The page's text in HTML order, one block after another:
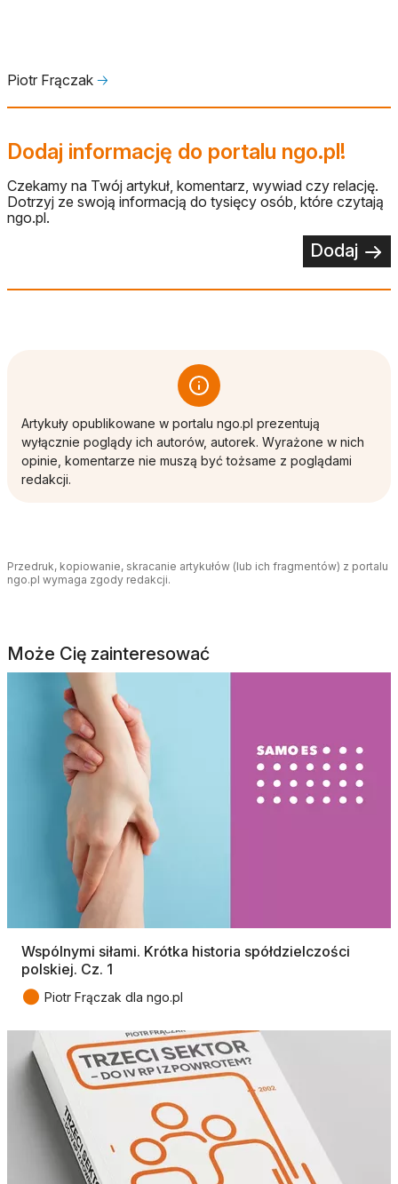
Piotr Frączak 🡢
Dodaj informację do portalu ngo.pl!
Czekamy na Twój artykuł, komentarz, wywiad czy relację.
Dotrzyj ze swoją informacją do tysięcy osób, które czytają
ngo.pl.
Dodaj
Artykuły opublikowane w portalu ngo.pl prezentują
wyłącznie poglądy ich autorów, autorek. Wyrażone w nich
opinie, komentarze nie muszą być tożsame z poglądami
redakcji.
Przedruk, kopiowanie, skracanie artykułów (lub ich fragmentów) z portalu
ngo.pl wymaga zgody redakcji.
Może Cię zainteresować
Wspólnymi siłami. Krótka historia spółdzielczości
polskiej. Cz. 1
● Piotr Frączak dla ngo.pl